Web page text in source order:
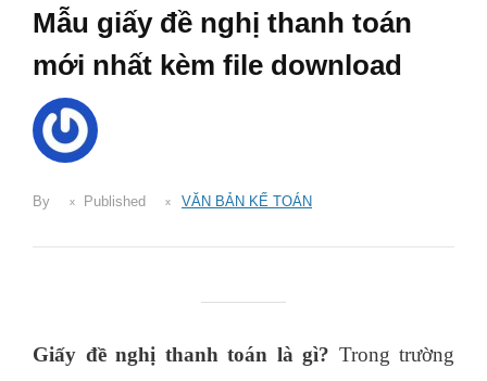
Mẫu giấy đề nghị thanh toán
mới nhất kèm file download
By Published VĂN BẢN KẾ TOÁN
Giấy đề nghị thanh toán là gì? Trong trường